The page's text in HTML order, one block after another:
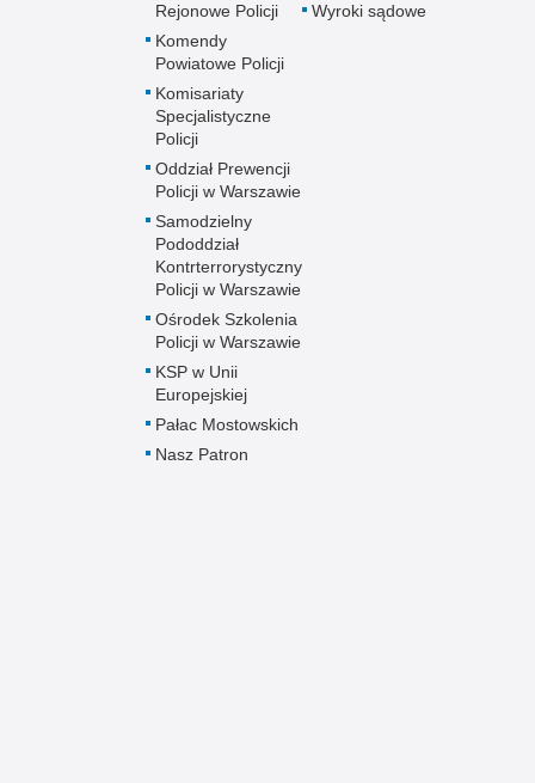
Rejonowe Policji
Komendy
Powiatowe Policji
Komisariaty
Specjalistyczne
Policji
Oddział Prewencji
Policji w Warszawie
Samodzielny
Pododdział
Kontrterrorystyczny
Policji w Warszawie
Ośrodek Szkolenia
Policji w Warszawie
KSP w Unii
Europejskiej
Pałac Mostowskich
Nasz Patron
Wyroki sądowe